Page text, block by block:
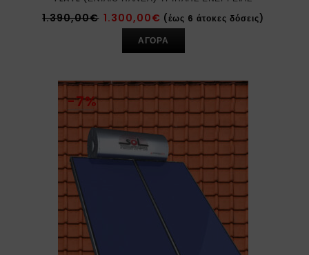
1.390,00€ 1.300,00€ (έως 6 άτοκες δόσεις)
ΑΓΟΡΑ
-7%